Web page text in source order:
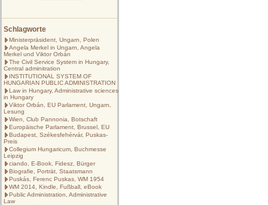
Schlagworte
Ministerpräsident, Ungarn, Polen
Angela Merkel in Ungarn, Angela
Merkel und Viktor Orbán
The Civil Service System in Hungary,
Central adminitration
INSTITUTIONAL SYSTEM OF
HUNGARIAN PUBLIC ADMINISTRATION
Law in Hungary, Administrative sciences
in Hungary
Viktor Orbán, EU Parlament, Ungarn,
Lesung
Wien, Club Pannonia, Botschaft
Europäische Parlament, Brussel, EU
Budapest, Székesfehérvár, Puskas-
Preis
Collegium Hungaricum, Buchmesse
Leipzig
ciando, E-Book, Fidesz, Bürger
Biografie, Porträt, Staatsmann
Puskás, Ferenc Puskas, WM 1954
WM 2014, Kindle, Fußball, eBook
Public Administration, Administrative
Law